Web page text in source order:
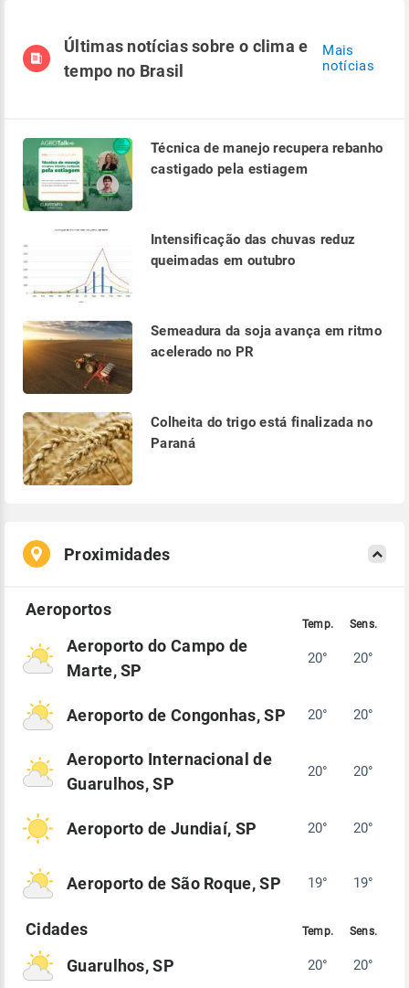
Últimas notícias sobre o clima e
tempo no Brasil
Mais
notícias
Técnica de manejo recupera rebanho
castigado pela estiagem
Intensificação das chuvas reduz
queimadas em outubro
Semeadura da soja avança em ritmo
acelerado no PR
Colheita do trigo está finalizada no
Paraná
Proximidades
Aeroporto do Campo de
Marte, SP
20° 20°
Aeroporto de Congonhas, SP 20° 20°
Aeroporto Internacional de
Guarulhos, SP
20° 20°
Aeroporto de Jundiaí, SP 20° 20°
Aeroporto de São Roque, SP 19° 19°
Guarulhos, SP 20° 20°